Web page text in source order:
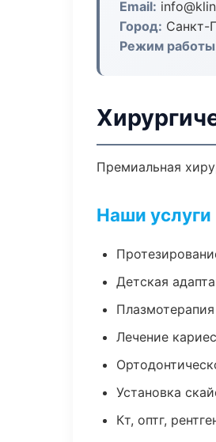
Email:
Город: Санкт-
Режим
Премиальная
Наши услуги
Детская
Лечение
Установка
Кт, оптг,